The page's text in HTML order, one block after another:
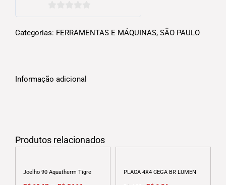
GRIP
quantidade
0
out
Categorias: FERRAMENTAS E MÁQUINAS, SÃO PAULO
Informação adicional
Produtos relacionados
Joelho 90 Aquatherm Tigre PLACA 4X4 CEGA BR LUMEN